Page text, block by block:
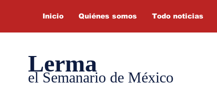
Inicio Quiénes somos Todo noticias
Lerma
el Semanario de México